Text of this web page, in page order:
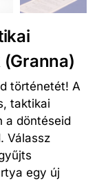
történetét! A
taktikai
a döntéseid
Válassz
egy új